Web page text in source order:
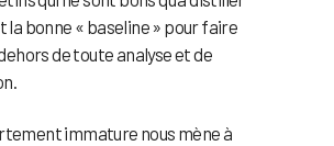
la bonne « baseline » pour faire
de toute analyse et de
immature nous mène à